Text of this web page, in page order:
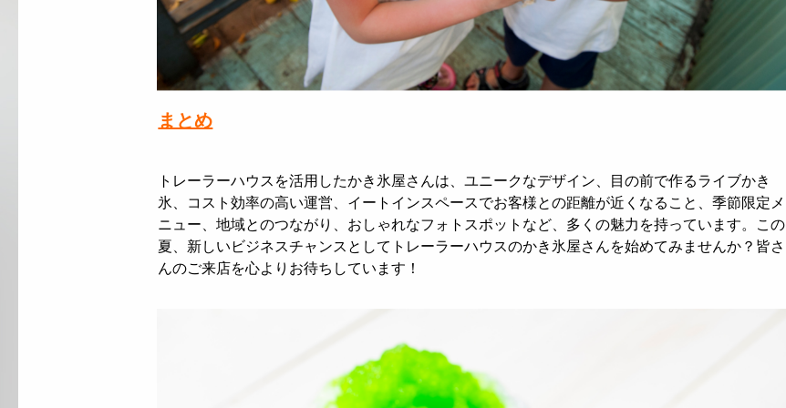
まとめ
トレーラーハウスを活用したかき氷屋さんは、ユニークなデザイン、目の前で作るライブかき
氷、コスト効率の高い運営、イートインスペースでお客様との距離が近くなること、季節限定メ
ニュー、地域とのつながり、おしゃれなフォトスポットなど、多くの魅力を持っています。この
夏、新しいビジネスチャンスとしてトレーラーハウスのかき氷屋さんを始めてみませんか？皆さ
んのご来店を心よりお待ちしています！